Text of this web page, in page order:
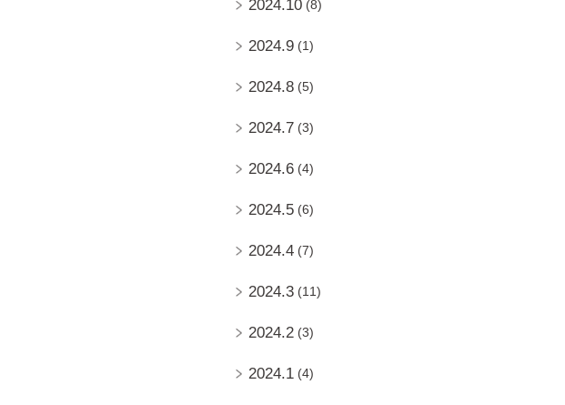
2024.10 (8)
2024.9 (1)
2024.8 (5)
2024.7 (3)
2024.6 (4)
2024.5 (6)
2024.4 (7)
2024.3 (11)
2024.2 (3)
2024.1 (4)